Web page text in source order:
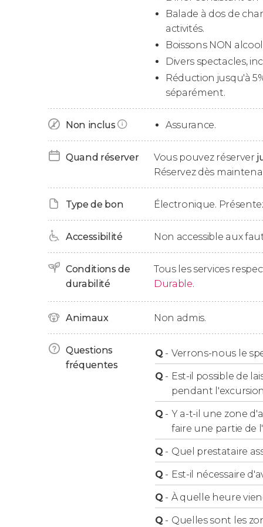
nous venions vous chercher pour le
safari
l'après-midi, une fois dans le désert, après
une expérience palpitante.
coucher de soleil sur les
aurez la possibilité de monter à dos de
costumes traditionnels, de vous faire tatouer
d'admirer le ciel étoilé du désert. Toutes les
Le dîner sera un
viande, dessaladeset dessucreries typiques
pour les végétariens). La fin de la soirée sera
Après le dîner, vous retournerez à Dubaï et
retournant à votre hôtel ou à l'embarcadère
Horaires et prise en charge
Veuillez noter que nous viendrons vous
Merdif, Sport Motor cities, Dubai Investments
Dubai Production City, Jumeirah Village
South, Al Maha Resort & Bab Al Shams.
chauffeurseraanglophone.
Restrictions pendant le
Balade à dos de
activités.
Boissons NON
Divers spectacles,
Réduction jusqu'à
séparément.
Non inclus Assurance.
Quand réserver Vous pouvez réserver
Réservez dès
Type de bon Électronique.
Accessibilité Non accessible aux
Conditions de
durabilité
Tous les services
Durable.
Animaux Non admis.
Questions
fréquentes
Q - Verrons-nous le
Q - Est-il possible de
pendant
Q - Y a-t-il une zone
faire une partie de
Q - Quel prestataire
Q - Est-il nécessaire
Q - À quelle heure
Q - Quelles sont les